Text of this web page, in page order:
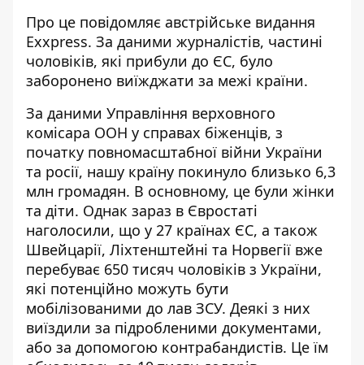
Про це повідомляє австрійське видання
Exxpress. За даними журналістів, частині
чоловіків, які прибули до ЄС, було
заборонено виїжджати за межі країни.
За даними Управління верховного
комісара ООН у справах біженців, з
початку повномасштабної війни України
та росії, нашу країну покинуло близько 6,3
млн громадян. В основному, це були жінки
та діти. Однак зараз в Євростаті
наголосили, що у 27 країнах ЄС, а також
Швейцарії, Ліхтенштейні та Норвегії вже
перебуває 650 тисяч чоловіків з України,
які потенційно можуть бути
мобілізованими до лав ЗСУ. Деякі з них
виїздили за підробленими документами,
або за допомогою контрабандистів. Це їм